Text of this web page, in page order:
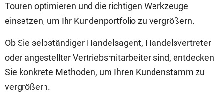
Touren optimieren und die richtigen Werkzeuge
einsetzen, um Ihr Kundenportfolio zu vergrößern.
Ob Sie selbständiger Handelsagent, Handelsvertreter
oder angestellter Vertriebsmitarbeiter sind, entdecken
Sie konkrete Methoden, um Ihren Kundenstamm zu
vergrößern.